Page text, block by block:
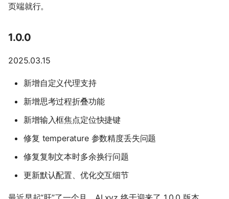
页端就行。
1.0.0
2025.03.15
新增自定义代理支持
新增思考过程折叠功能
新增输入框焦点定位快捷键
修复 temperature 参数精度丢失问题
修复复制文本时多余换行问题
更新默认配置、优化交互细节